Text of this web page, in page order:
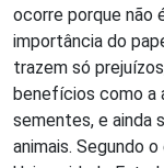
ocorre porque não
importância do
trazem só
benefícios como a
sementes, e ainda
animais. Segundo